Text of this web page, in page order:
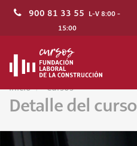
900 81 33 55 L-V 8:00 -
15:00
Inicio Cursos
Detalle del curso